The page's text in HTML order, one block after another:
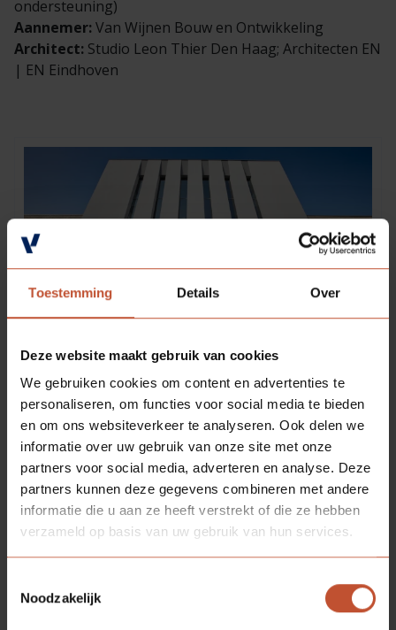
Toestemming Details Over
Deze website maakt gebruik van cookies
We gebruiken cookies om content en advertenties te
personaliseren, om functies voor social media te bieden
en om ons websiteverkeer te analyseren. Ook delen we
informatie over uw gebruik van onze site met onze
partners voor social media, adverteren en analyse. Deze
partners kunnen deze gegevens combineren met andere
informatie die u aan ze heeft verstrekt of die ze hebben
verzameld op basis van uw gebruik van hun services.
Noodzakelijk
Veelgestelde vragen
Brochures
Technische documentatie
ondersteuning)
Aannemer: Van Wijnen Bouw en Ontwikkeling
Architect: Studio Leon Thier Den Haag; Architecten EN
| EN Eindhoven